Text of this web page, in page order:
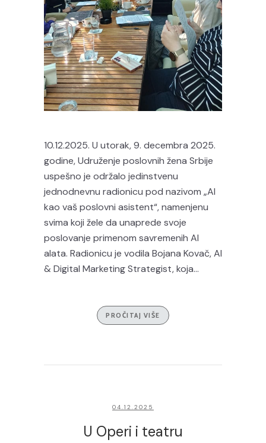
10.12.2025. U utorak, 9. decembra 2025.
godine, Udruženje poslovnih žena Srbije
uspešno je održalo jedinstvenu
jednodnevnu radionicu pod nazivom „AI
kao vaš poslovni asistent“, namenjenu
svima koji žele da unaprede svoje
poslovanje primenom savremenih AI
alata. Radionicu je vodila Bojana Kovač, AI
& Digital Marketing Strategist, koja...
PROČITAJ VIŠE
04.12.2025
U Operi i teatru